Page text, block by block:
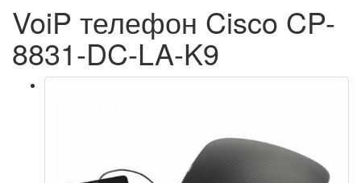
VoiP телефон Cisco CP-
8831-DC-LA-K9